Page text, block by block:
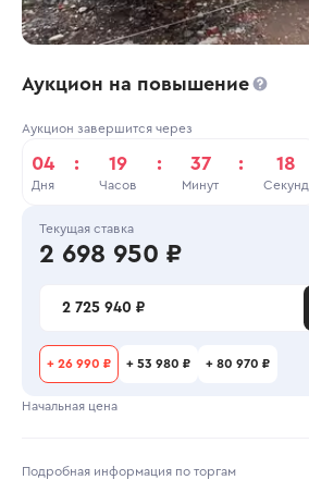
Аукцион на повышение
Аукцион завершится через
04
Дня
: 19
Часов
: 37
Минут
: 18
Секунд
Текущая ставка
2 698 950 ₽
2 725 940 ₽
+ 26 990 ₽ + 53 980 ₽ + 80 970 ₽
Начальная цена
Подробная информация по торгам